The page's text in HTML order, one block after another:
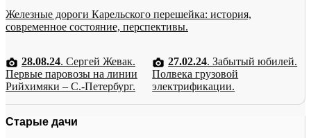
Железные дороги Карельского перешейка: история,
современное состояние, перспективы.
28.08.24. Сергей Жевак.
Первые паровозы на линии
Рийхимяки – С.-Петербург.
27.02.24. Забытый юбилей.
Полвека грузовой
электрификации.
Старые дачи